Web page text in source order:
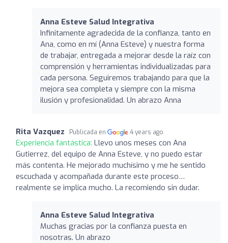
Anna Esteve Salud Integrativa
Infinitamente agradecida de la confianza, tanto en
Ana, como en mí (Anna Esteve) y nuestra forma
de trabajar, entregada a mejorar desde la raíz con
comprensión y herramientas individualizadas para
cada persona. Seguiremos trabajando para que la
mejora sea completa y siempre con la misma
ilusión y profesionalidad. Un abrazo Anna
Rita Vazquez Publicada en 4 years ago
Experiencia fantástica: Llevo unos meses con Ana
Gutierrez, del equipo de Anna Esteve, y no puedo estar
más contenta. He mejorado muchísimo y me he sentido
escuchada y acompañada durante este proceso…
realmente se implica mucho. La recomiendo sin dudar.
Anna Esteve Salud Integrativa
Muchas gracias por la confianza puesta en
nosotras. Un abrazo